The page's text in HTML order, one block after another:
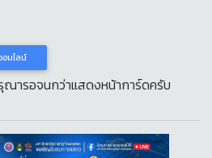
อนไลน์
ารอจนกว่าแสดงหน้าการ์ดครับ